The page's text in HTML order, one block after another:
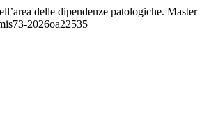
delle dipendenze patologiche. Master
2026oa22535